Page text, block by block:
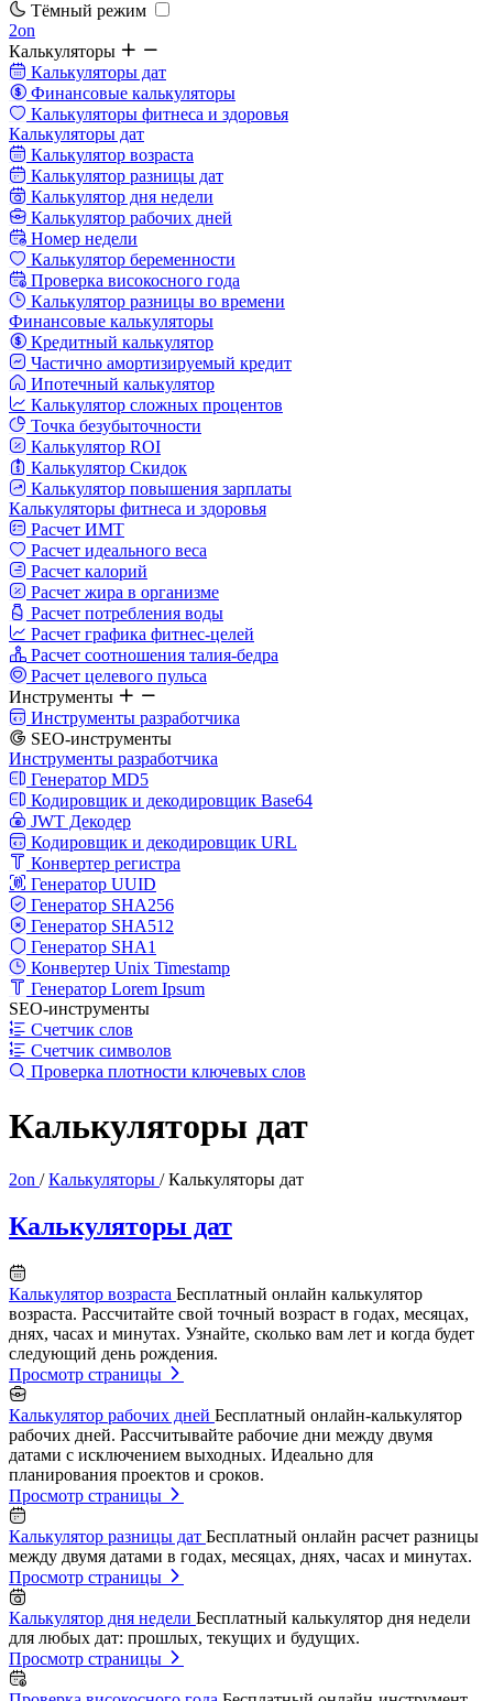
Тёмный режим
2on
Калькуляторы
Калькуляторы дат
Финансовые калькуляторы
Калькуляторы фитнеса и здоровья
Калькуляторы дат
Калькулятор возраста
Калькулятор разницы дат
Калькулятор дня недели
Калькулятор рабочих дней
Номер недели
Калькулятор беременности
Проверка високосного года
Калькулятор разницы во времени
Финансовые калькуляторы
Кредитный калькулятор
Частично амортизируемый кредит
Ипотечный калькулятор
Калькулятор сложных процентов
Точка безубыточности
Калькулятор ROI
Калькулятор Скидок
Калькулятор повышения зарплаты
Калькуляторы фитнеса и здоровья
Расчет ИМТ
Расчет идеального веса
Расчет калорий
Расчет жира в организме
Расчет потребления воды
Расчет графика фитнес-целей
Расчет соотношения талия-бедра
Расчет целевого пульса
Инструменты
Инструменты разработчика
SEO-инструменты
Инструменты разработчика
Генератор MD5
Кодировщик и декодировщик Base64
JWT Декодер
Кодировщик и декодировщик URL
Конвертер регистра
Генератор UUID
Генератор SHA256
Генератор SHA512
Генератор SHA1
Конвертер Unix Timestamp
Генератор Lorem Ipsum
SEO-инструменты
Счетчик слов
Счетчик символов
Проверка плотности ключевых слов
Калькуляторы дат
2on / Калькуляторы / Калькуляторы дат
Калькуляторы дат
Калькулятор возраста Бесплатный онлайн калькулятор
возраста. Рассчитайте свой точный возраст в годах, месяцах,
днях, часах и минутах. Узнайте, сколько вам лет и когда будет
следующий день рождения.
Просмотр страницы
Калькулятор рабочих дней Бесплатный онлайн-калькулятор
рабочих дней. Рассчитывайте рабочие дни между двумя
датами с исключением выходных. Идеально для
планирования проектов и сроков.
Просмотр страницы
Калькулятор разницы дат Бесплатный онлайн расчет разницы
между двумя датами в годах, месяцах, днях, часах и минутах.
Просмотр страницы
Калькулятор дня недели Бесплатный калькулятор дня недели
для любых дат: прошлых, текущих и будущих.
Просмотр страницы